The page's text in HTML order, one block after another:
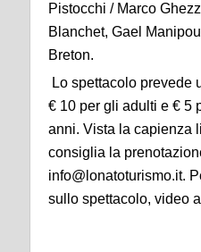
Pistocchi / Marco
Blanchet, Gael
Breton.
Lo spettacolo prevede
€ 10 per gli adulti e € 5
anni. Vista la capienza
consiglia la
info@lonatoturismo.it.
sullo spettacolo, video